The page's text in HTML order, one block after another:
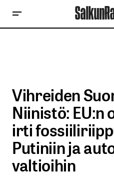
Vihreiden
Niinistö: EU:n
irti
Putiniin ja
valtioihin